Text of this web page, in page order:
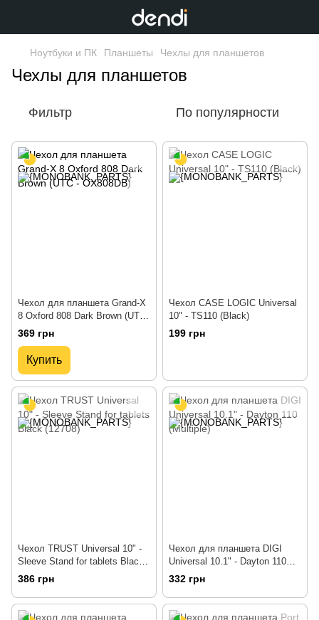
Ноутбуки и ПК Планшеты Чехлы для планшетов
Чехлы для планшетов
Фильтр По популярности
Чехол для планшета Grand-X
8 Oxford 808 Dark Brown (UTC
- OX808DB)
369 грн
Купить
Чехол CASE LOGIC Universal
10" - TS110 (Black)
199 грн
Чехол TRUST Universal 10" -
Sleeve Stand for tablets Black
(12708)
386 грн
Чехол для планшета DIGI
Universal 10.1" - Dayton 110
(Multiple)
332 грн